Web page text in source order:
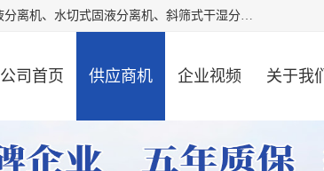
河南精拓环保设备有限公司（咨询电话：18595569755），主营产品：水力筛式固液分离机、水切式固液分离机、斜筛式干湿分离机、养猪场固液分离机、斜筛式固液分离机、屠宰场固液分离机、猪场干湿分离机等。公司从事固液分离设备及配套沼气池的研发、设计、销售与施工，并提供污水处理整体解决方案。
公司首页 供应商机 企业视频 关于我们